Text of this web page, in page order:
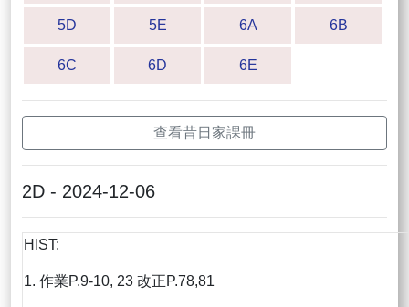
5D 5E 6A 6B
6C 6D 6E
查看昔日家課冊
2D - 2024-12-06
HIST:
1. 作業P.9-10, 23 改正P.78,81